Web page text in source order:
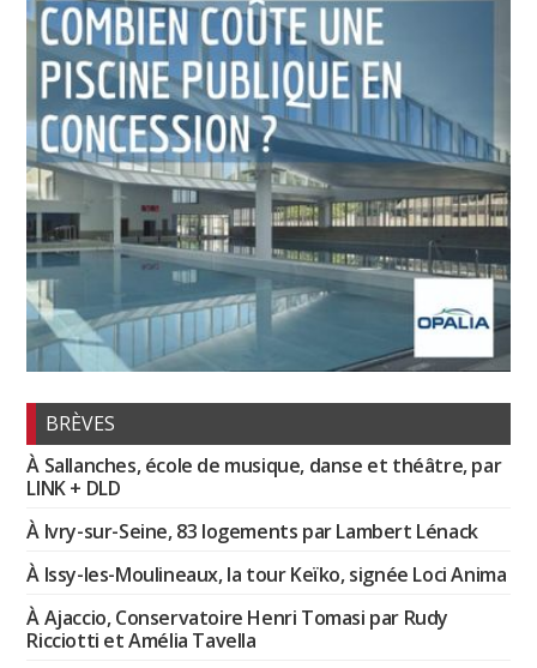
BRÈVES
À Sallanches, école de musique, danse et théâtre, par
LINK + DLD
À Ivry-sur-Seine, 83 logements par Lambert Lénack
À Issy-les-Moulineaux, la tour Keïko, signée Loci Anima
À Ajaccio, Conservatoire Henri Tomasi par Rudy
Ricciotti et Amélia Tavella